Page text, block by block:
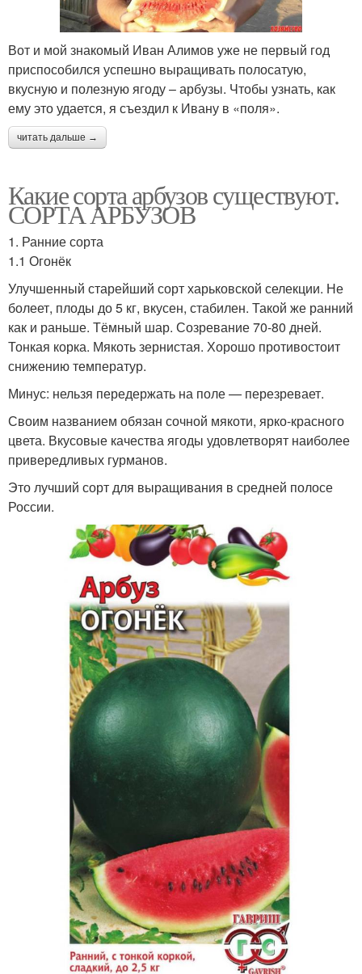
Вот и мой знакомый Иван Алимов уже не первый год
приспособился успешно выращивать полосатую,
вкусную и полезную ягоду – арбузы. Чтобы узнать, как
ему это удается, я съездил к Ивану в «поля».
читать дальше →
Какие сорта арбузов существуют.
СОРТА АРБУЗОВ
1. Ранние сорта
1.1 Огонёк
Улучшенный старейший сорт харьковской селекции. Не
болеет, плоды до 5 кг, вкусен, стабилен. Такой же ранний
как и раньше. Тёмный шар. Созревание 70-80 дней.
Тонкая корка. Мякоть зернистая. Хорошо противостоит
снижению температур.
Минус: нельзя передержать на поле — перезревает.
Своим названием обязан сочной мякоти, ярко-красного
цвета. Вкусовые качества ягоды удовлетворят наиболее
привередливых гурманов.
Это лучший сорт для выращивания в средней полосе
России.